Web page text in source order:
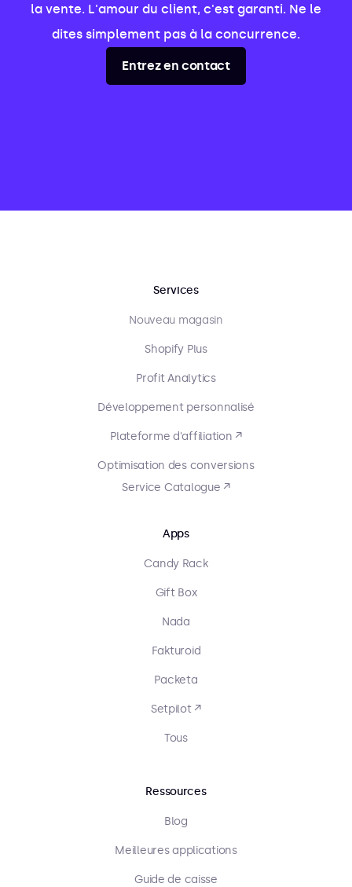
la vente. L'amour du client, c'est garanti. Ne le
dites simplement pas à la concurrence.
Entrez en contact
Services
Nouveau magasin
Shopify Plus
Profit Analytics
Développement personnalisé
Plateforme d'affiliation ↗
Optimisation des conversions
Service Catalogue ↗
Apps
Candy Rack
Gift Box
Nada
Fakturoid
Packeta
Setpilot ↗
Tous
Ressources
Blog
Meilleures applications
Guide de caisse